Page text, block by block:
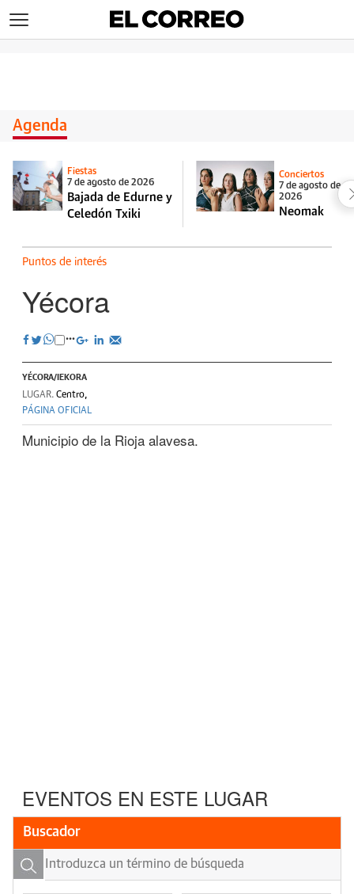
Agenda
Fiestas
7 de agosto de 2026
Bajada de Edurne y
Celedón Txiki
Conciertos
7 de agosto de
2026
Neomak
Puntos de interés
Yécora
YÉCORA/IEKORA
LUGAR. Centro,
PÁGINA OFICIAL
Municipio de la Rioja alavesa.
EVENTOS EN ESTE LUGAR
Buscador